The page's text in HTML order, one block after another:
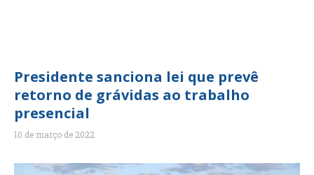
Presidente sanciona lei que prevê
retorno de grávidas ao trabalho
presencial
10 de março de 2022